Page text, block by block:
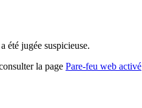
été jugée suspicieuse.
la page Pare-feu web activé